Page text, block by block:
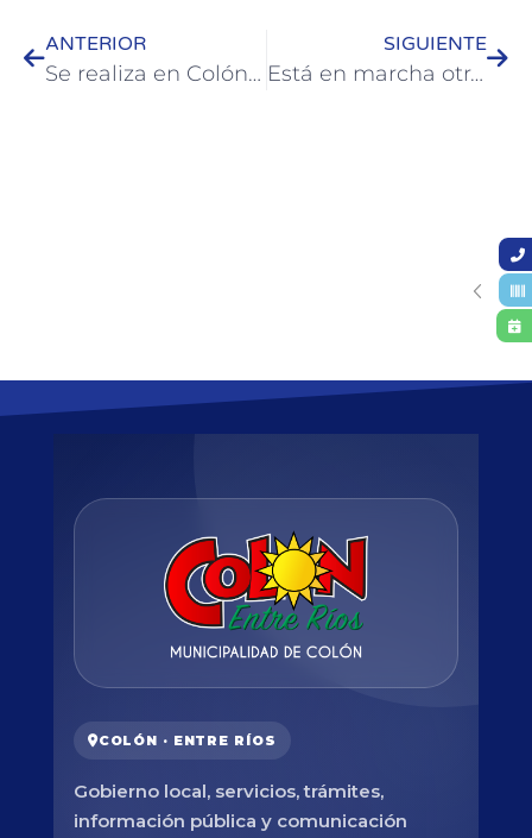
ANTERIOR
Se realiza en Colón diagnóstico de directrices de calidad turísticas
SIGUIENTE
Está en marcha otra etapa del entubado de la Cuenca Salta
COLÓN · ENTRE RÍOS
Gobierno local, servicios, trámites,
información pública y comunicación